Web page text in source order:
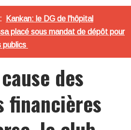
Kankan: le DG de l'hôpital
placé sous mandat de dépôt pour
publics
des
financières